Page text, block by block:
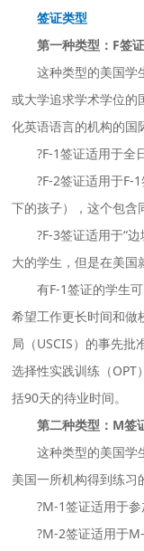
签证类型
第一种类型：F签证
这种类型的美国学
或大学追求学术学位的
化英语语言的机构的国
?F-1签证适用于全
?F-2签证适用于F-1
下的孩子），这个包含
?F-3签证适用于“边
大的学生，但是在美国
有F-1签证的学生可
希望工作更长时间和做
局（USCIS）的事先
选择性实践训练（OPT
括90天的待业时间。
第二种类型：M签
这种类型的美国学
美国一所机构得到练习
?M-1签证适用于参
?M-2签证适用于M-1